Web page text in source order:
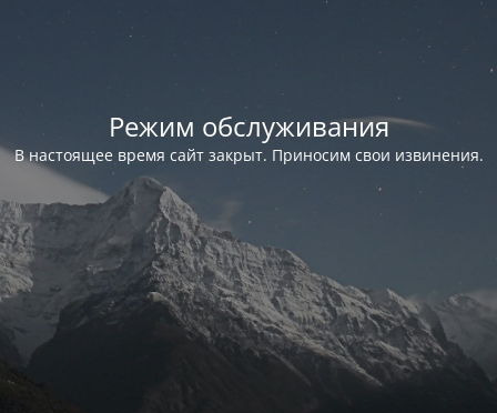
Режим обслуживания
В настоящее время сайт закрыт. Приносим свои извинения.